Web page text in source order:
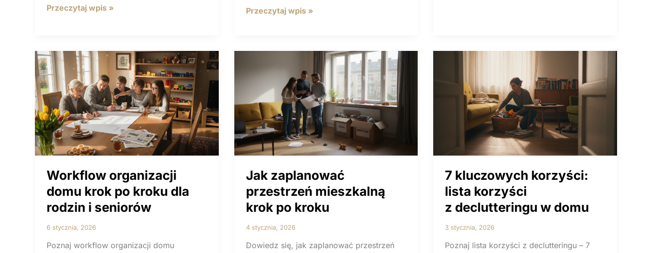
Proces
po kroku
w domu
Przeczytaj wpis »
Rola
w rodzinie
Codzienne
funkcjonowanie
Przeczytaj wpis »
Workflow organizacji
domu krok po kroku dla
rodzin i seniorów
6 stycznia, 2026
Poznaj workflow organizacji domu
Jak zaplanować
przestrzeń mieszkalną
krok po kroku
4 stycznia, 2026
Dowiedz się, jak zaplanować przestrzeń
7 kluczowych korzyści:
lista korzyści
z declutteringu w domu
3 stycznia, 2026
Poznaj lista korzyści z declutteringu – 7